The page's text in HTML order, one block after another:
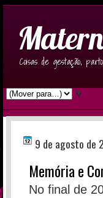
Coisas de gestação,
▼
9 de agosto de
Memória e
No final de